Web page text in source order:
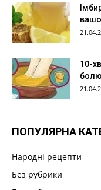
10-
болю
ПОПУЛЯРНА
Народні рецепти
Без рубрики